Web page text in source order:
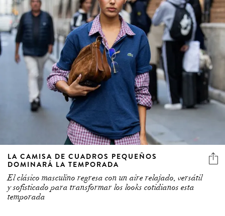
LA CAMISA DE CUADROS PEQUEÑOS
DOMINARÁ LA TEMPORADA
El clásico masculino regresa con un aire relajado, versátil
y sofisticado para transformar los looks cotidianos esta
temporada